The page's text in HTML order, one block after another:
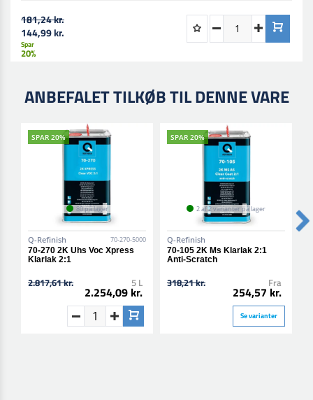
181,24 kr.
144,99 kr.
Spar
20%
ANBEFALET TILKØB TIL DENNE VARE
SPAR 20%
80 på lager
Q-Refinish 70-270-5000
70-270 2K Uhs Voc Xpress
Klarlak 2:1
2.817,61 kr. 5 L
2.254,09 kr.
SPAR 20%
2 af 2 varianter på lager
Q-Refinish
70-105 2K Ms Klarlak 2:1
Anti-Scratch
318,21 kr. Fra
254,57 kr.
Se varianter